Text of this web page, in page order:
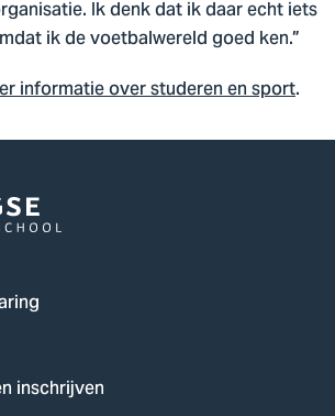
Ik denk dat ik daar echt iets
ik de voetbalwereld goed ken.”
informatie over studeren en sport.
inschrijven